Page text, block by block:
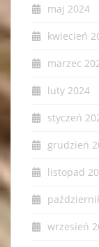
maj 2024
kwiecień
marzec
luty 2024
styczeń
grudzień
listopad
wrzesień